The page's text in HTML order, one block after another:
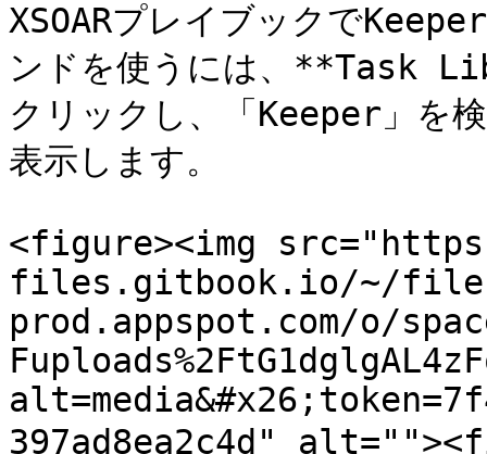
XSOARプレイブックで
ンドを使うには、**Task
クリックし、「Keeper」を
表示します。
<figure><img
files.gitbook.io/~/
prod.appspot.com/o/
397ad8ea2c4d"